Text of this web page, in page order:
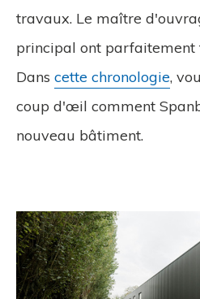
travaux. Le maître
principal ont parfaitement
Dans cette chronologie,
coup d'œil comment
nouveau bâtiment.